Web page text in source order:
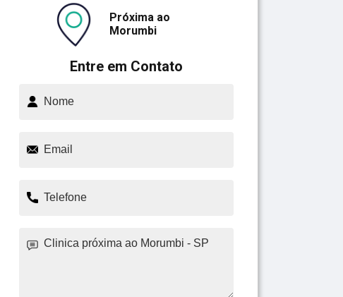
Entre em Contato
Próxima ao
Morumbi